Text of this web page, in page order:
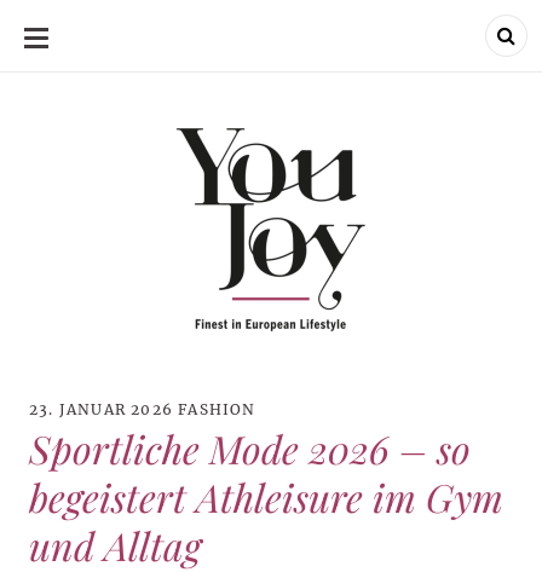
SKIP
23. JANUAR 2026 FASHION
Sportliche Mode 2026 – so
begeistert Athleisure im Gym
und Alltag